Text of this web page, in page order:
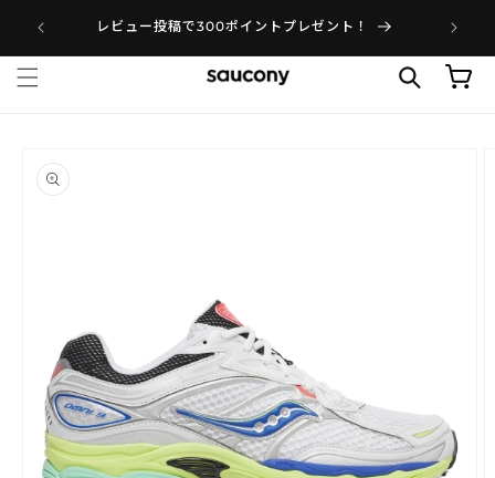
レビュー投稿で300ポイントプレゼント！
SAUCONY（サッカニー）
カート